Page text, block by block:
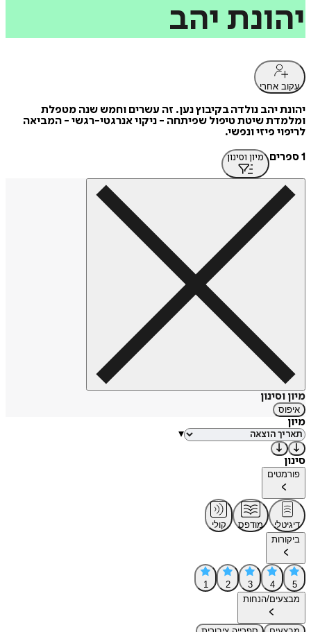
יהונת יהב
עקוב אחרי
יהונת יהב נולדה בקיבוץ נען. זה עשרים וחמש שנה מטפלת
ומלמדת שיטת טיפול שפיתחה - ניקוי אנרגטי-רגשי - המביאה
לריפוי פיזי ונפשי.
1 ספרים
מיון וסינון
מיון וסינון
איפוס
מיון
▾
סינון
פורמטים
דיגיטלי מודפס
קולי
ביקורות
5
4
3
2
1
מבצעים/הנחות